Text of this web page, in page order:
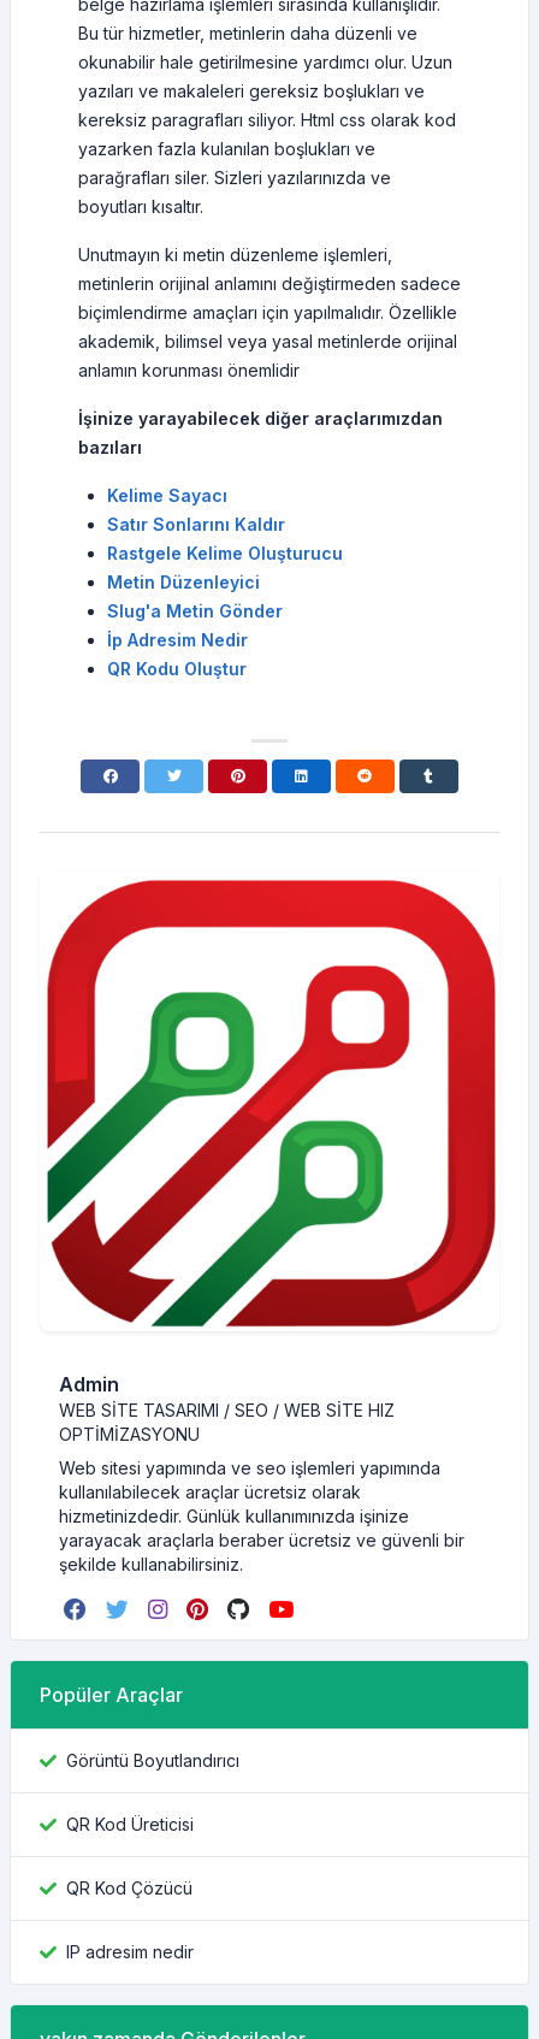
belge hazırlama işlemleri sırasında kullanışlıdır.
Bu tür hizmetler, metinlerin daha düzenli ve
okunabilir hale getirilmesine yardımcı olur. Uzun
yazıları ve makaleleri gereksiz boşlukları ve
kereksiz paragrafları siliyor. Html css olarak kod
yazarken fazla kulanılan boşlukları ve
parağrafları siler. Sizleri yazılarınızda ve
boyutları kısaltır.
Unutmayın ki metin düzenleme işlemleri,
metinlerin orijinal anlamını değiştirmeden sadece
biçimlendirme amaçları için yapılmalıdır. Özellikle
akademik, bilimsel veya yasal metinlerde orijinal
anlamın korunması önemlidir
İşinize yarayabilecek diğer araçlarımızdan
bazıları
Kelime Sayacı
Satır Sonlarını Kaldır
Rastgele Kelime Oluşturucu
Metin Düzenleyici
Slug'a Metin Gönder
İp Adresim Nedir
QR Kodu Oluştur
Admin
WEB SITE TASARIMI / SEO / WEB SITE HIZ
OPTIMIZASYONU
Web sitesi yapımında ve seo işlemleri yapımında
kullanılabilecek araçlar ücretsiz olarak
hizmetinizdedir. Günlük kullanımınızda işinize
yarayacak araçlarla beraber ücretsiz ve güvenli bir
şekilde kullanabilirsiniz.
Popüler Araçlar
Görüntü Boyutlandırıcı
QR Kod Üreticisi
QR Kod Çözücü
IP adresim nedir